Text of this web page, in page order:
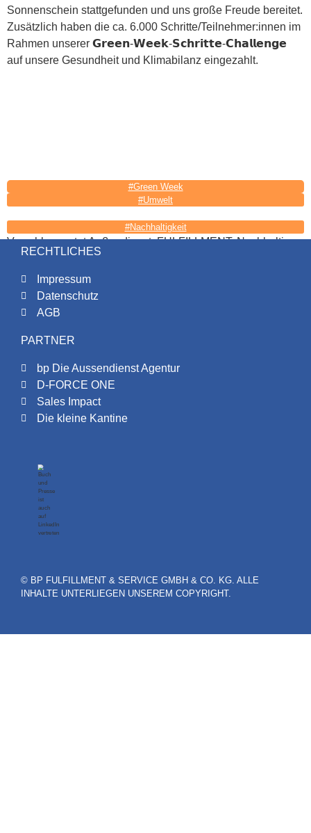
Sonnenschein stattgefunden und uns große Freude bereitet.
Zusätzlich haben die ca. 6.000 Schritte/Teilnehmer:innen im
Rahmen unserer 𝗚𝗿𝗲𝗲𝗻-𝗪𝗲𝗲𝗸-𝗦𝗰𝗵𝗿𝗶𝘁𝘁𝗲-𝗖𝗵𝗮𝗹𝗹𝗲𝗻𝗴𝗲
auf unsere Gesundheit und Klimabilanz eingezahlt.
#Green Week
#Umwelt
#Nachhaltigkeit
VerschlagwortetAußendienst,FULFILLMENT,Nachhaltig
RECHTLICHES
Impressum
Datenschutz
AGB
PARTNER
bp Die Aussendienst Agentur
D-FORCE ONE
Sales Impact
Die kleine Kantine
© BP FULFILLMENT & SERVICE GMBH & CO. KG. ALLE
INHALTE UNTERLIEGEN UNSEREM COPYRIGHT.